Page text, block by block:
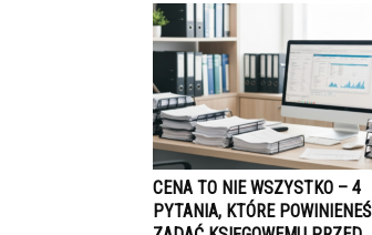
CENA TO NIE WSZYSTKO – 4
PYTANIA, KTÓRE POWINIENEŚ